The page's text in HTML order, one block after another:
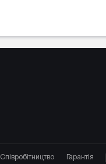
Співробітництво Гарантія